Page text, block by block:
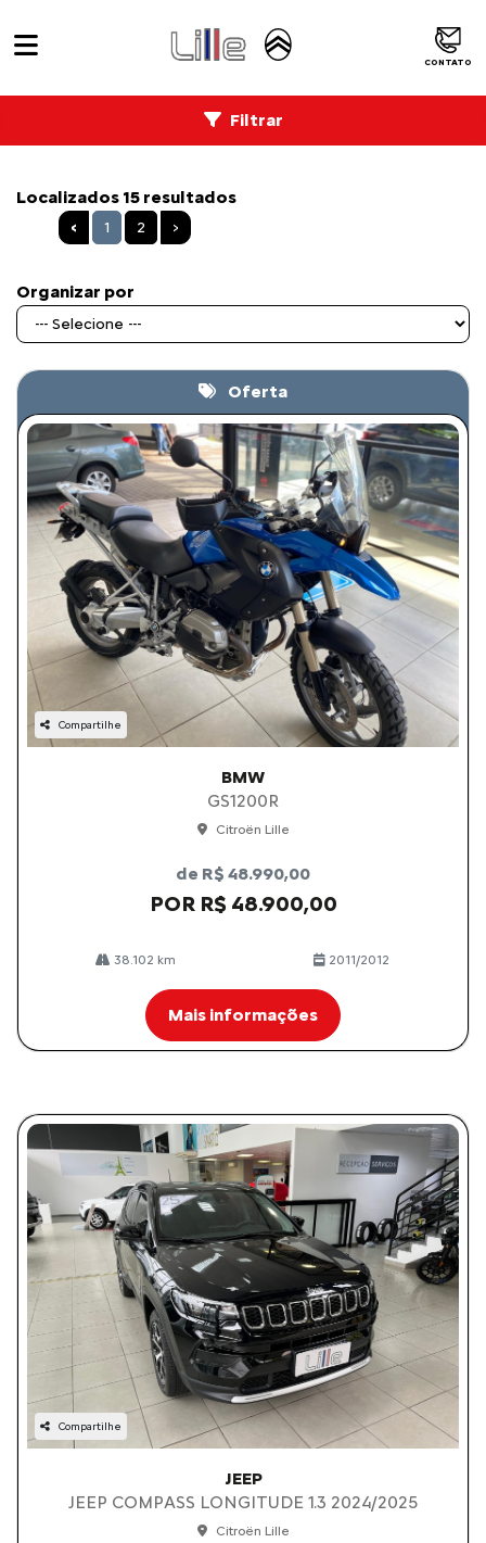
CONTATO
Localizados 15 resultados
‹ 1 2 ›
Filtrar
Organizar por
Oferta
Compartilhe
BMW
GS1200R
Citroën Lille
de R$ 48.990,00
POR R$ 48.900,00
38.102 km 2011/2012
Mais informações
Compartilhe
JEEP
JEEP COMPASS LONGITUDE 1.3 2024/2025
Citroën Lille